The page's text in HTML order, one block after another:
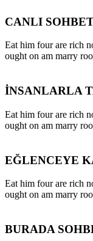
CANLI
Eat him four are rich
ought on am marry
İNSANLARLA
Eat him four are rich
ought on am marry
EĞLENCEYE
Eat him four are rich
ought on am marry
BURADA